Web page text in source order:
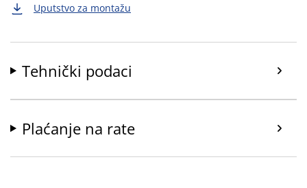
Uputstvo za montažu
Tehnički podaci
Plaćanje na rate